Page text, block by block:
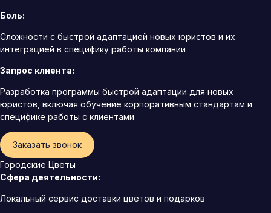
Боль:
Сложности с быстрой адаптацией новых юристов и их
интеграцией в специфику работы компании
Запрос клиента:
Разработка программы быстрой адаптации для новых
юристов, включая обучение корпоративным стандартам и
специфике работы с клиентами
Заказать звонок
Городские Цветы
Сфера деятельности:
Локальный сервис доставки цветов и подарков